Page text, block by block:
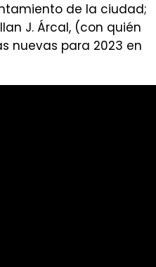
de la ciudad;
J. Árcal, (con quién
nuevas para 2023 en